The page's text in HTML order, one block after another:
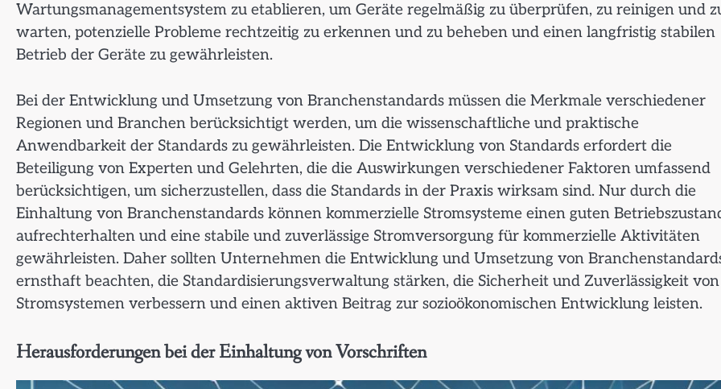
Wartungsmanagementsystem zu etablieren, um Geräte regelmäßig zu überprüfen, zu reinigen und
warten, potenzielle Probleme rechtzeitig zu erkennen und zu beheben und einen langfristig stabilen
Betrieb der Geräte zu gewährleisten.
Bei der Entwicklung und Umsetzung von Branchenstandards müssen die Merkmale verschiedener
Regionen und Branchen berücksichtigt werden, um die wissenschaftliche und praktische
Anwendbarkeit der Standards zu gewährleisten. Die Entwicklung von Standards erfordert die
Beteiligung von Experten und Gelehrten, die die Auswirkungen verschiedener Faktoren umfassend
berücksichtigen, um sicherzustellen, dass die Standards in der Praxis wirksam sind. Nur durch die
Einhaltung von Branchenstandards können kommerzielle Stromsysteme einen guten
aufrechterhalten und eine stabile und zuverlässige Stromversorgung für kommerzielle Aktivitäten
gewährleisten. Daher sollten Unternehmen die Entwicklung und Umsetzung von
ernsthaft beachten, die Standardisierungsverwaltung stärken, die Sicherheit und Zuverlässigkeit von
Stromsystemen verbessern und einen aktiven Beitrag zur sozioökonomischen Entwicklung leisten.
Herausforderungen bei der Einhaltung von Vorschriften